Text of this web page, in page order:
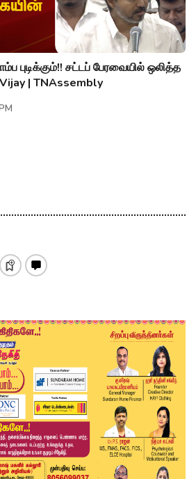
புடிக்கும்!! சட்டப் பேரவையில் ஒலித்த
| TNAssembly